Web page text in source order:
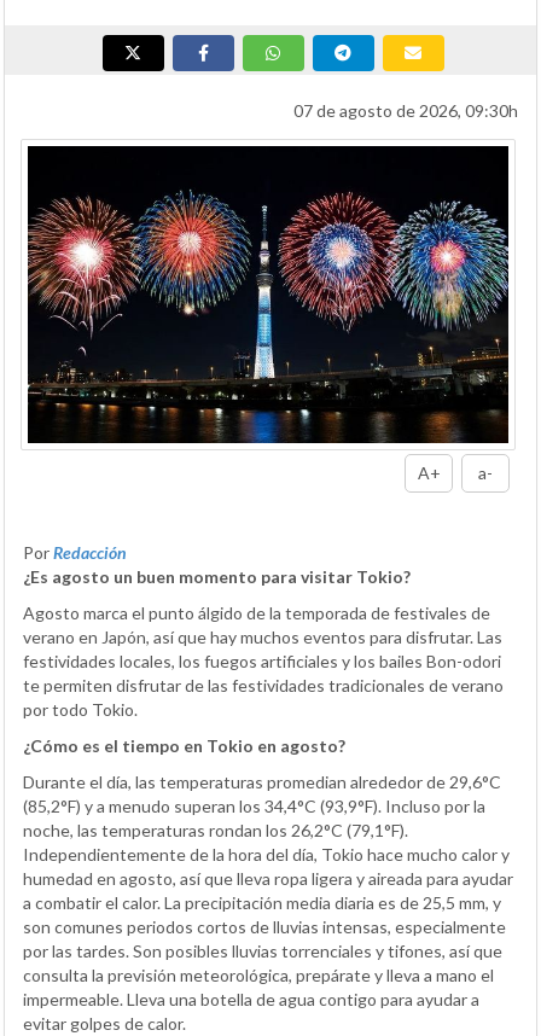
07 de agosto de 2026, 09:30h
A+ a-
PorRedacción
¿Es agosto un buen momento para visitar Tokio?
Agosto marca el punto álgido de la temporada de festivales de
verano en Japón, así que hay muchos eventos para disfrutar. Las
festividades locales, los fuegos artificiales y los bailes Bon-odori
te permiten disfrutar de las festividades tradicionales de verano
por todo Tokio.
¿Cómo es el tiempo en Tokio en agosto?
Durante el día, las temperaturas promedian alrededor de 29,6°C
(85,2°F) y a menudo superan los 34,4°C (93,9°F). Incluso por la
noche, las temperaturas rondan los 26,2°C (79,1°F).
Independientemente de la hora del día, Tokio hace mucho calor y
humedad en agosto, así que lleva ropa ligera y aireada para ayudar
a combatir el calor. La precipitación media diaria es de 25,5 mm, y
son comunes periodos cortos de lluvias intensas, especialmente
por las tardes. Son posibles lluvias torrenciales y tifones, así que
consulta la previsión meteorológica, prepárate y lleva a mano el
impermeable. Lleva una botella de agua contigo para ayudar a
evitar golpes de calor.